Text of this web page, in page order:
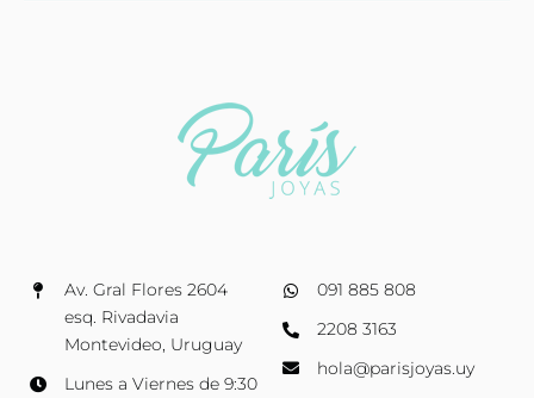
Av. Gral Flores 2604
esq. Rivadavia
Montevideo, Uruguay
Lunes a Viernes de 9:30
091 885 808
2208 3163
hola@parisjoyas.uy